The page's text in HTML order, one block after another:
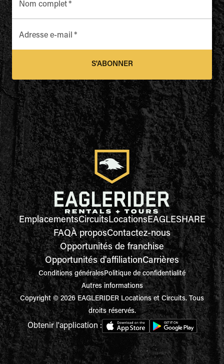
Nom complet*
Adresse e-mail *
S'ABONNER
EmplacementsCircuitsLocationsEAGLESHARE
FAQÀ proposContactez-nous
Opportunités de franchise
Opportunités d'affiliationCarrières
Conditions généralesPolitique de confidentialité
Autres informations
Copyright © 2026 EAGLERIDER Locations et Circuits. Tous
droits réservés.
Obtenir l'application :